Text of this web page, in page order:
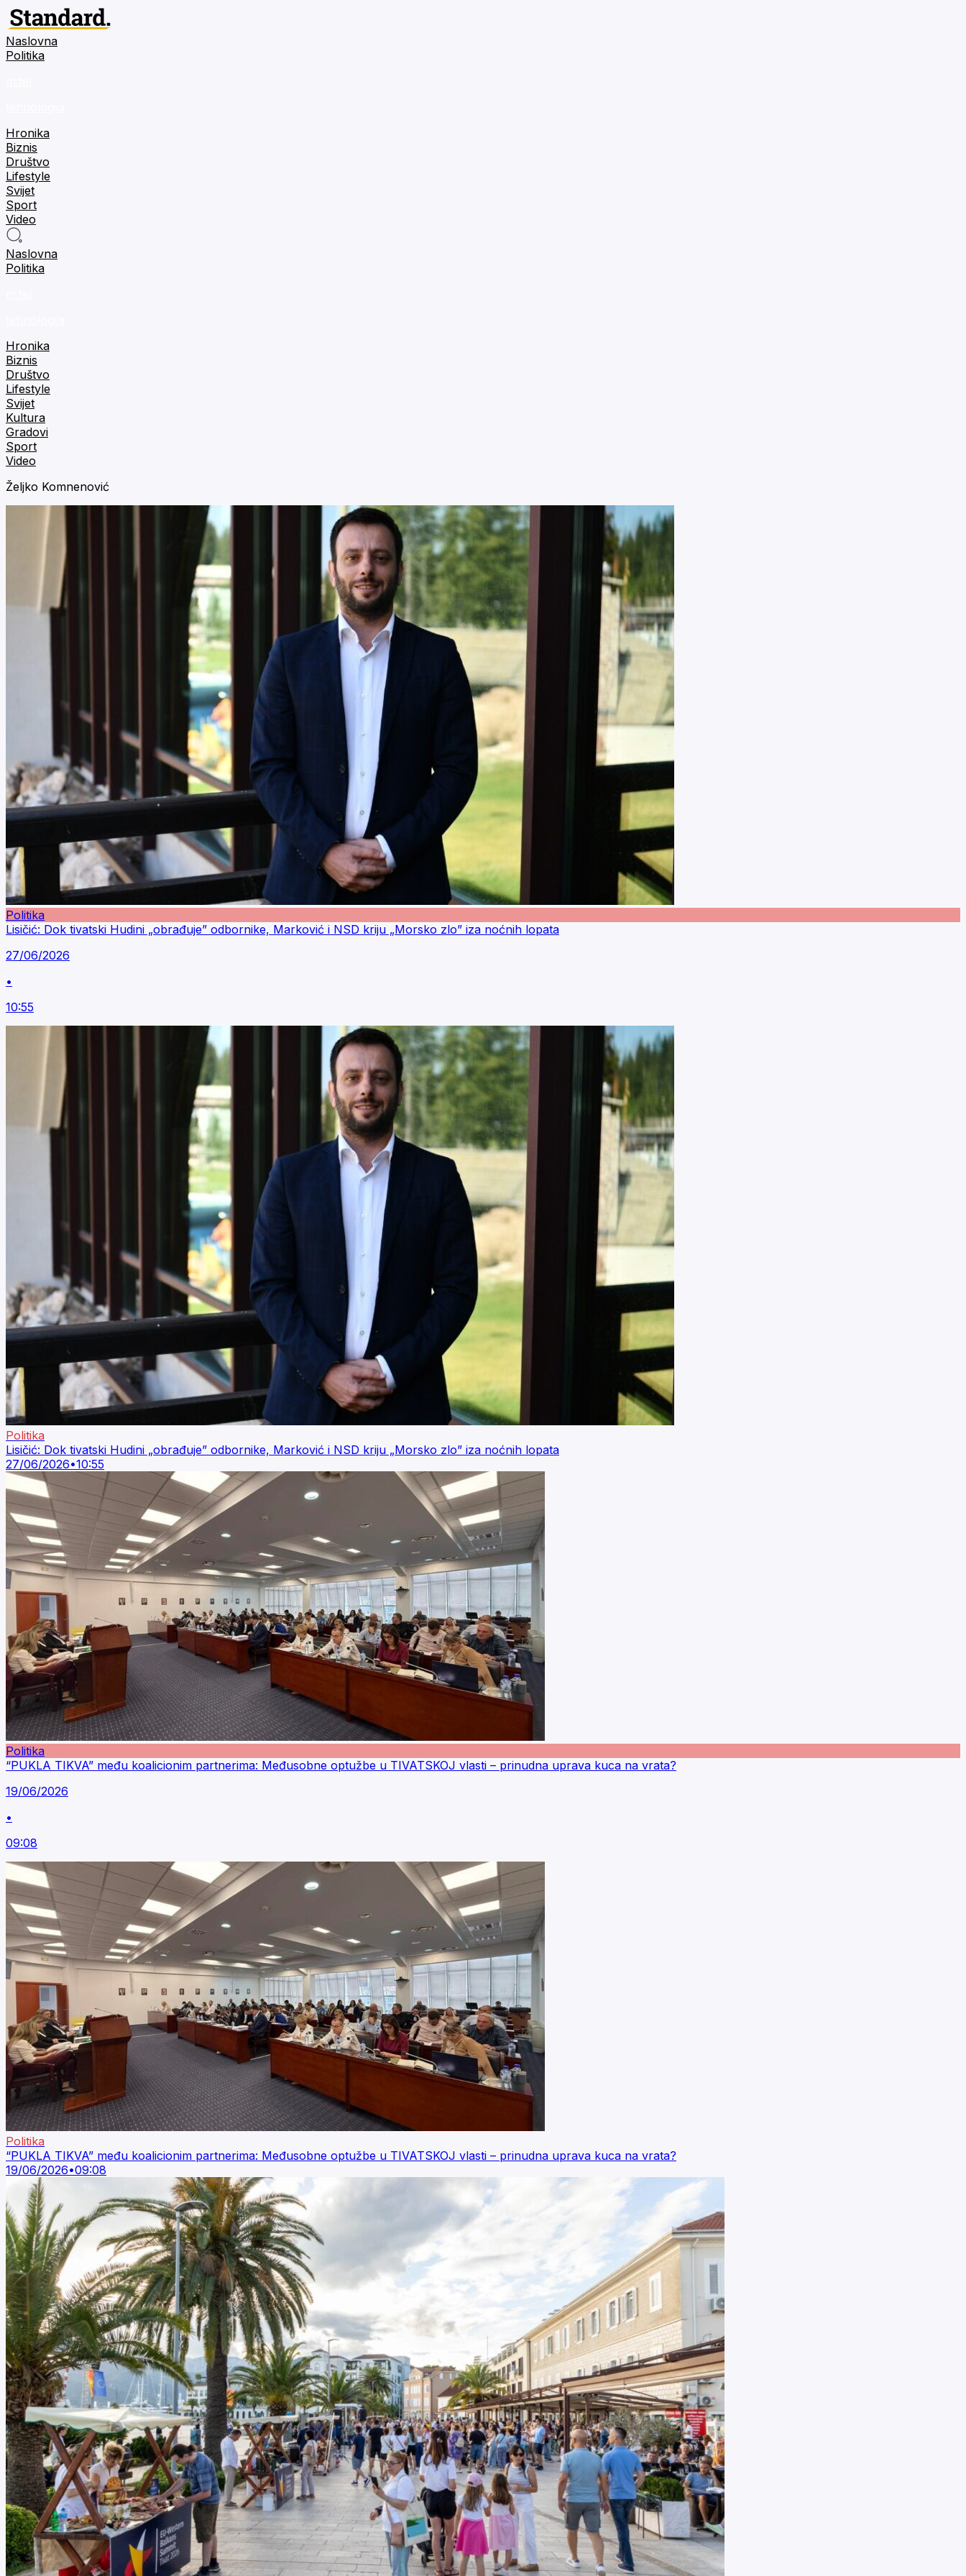
Naslovna
Politika
Hronika
Biznis
Društvo
Lifestyle
Svijet
Sport
Video
Naslovna
Politika
Hronika
Biznis
Društvo
Lifestyle
Svijet
Kultura
Gradovi
Sport
Video
Željko Komnenović
Politika
Lisičić: Dok tivatski Hudini „obrađuje” odbornike, Marković i NSD kriju „Morsko zlo” iza noćnih lopata
27/06/2026
•
10:55
Politika
Lisičić: Dok tivatski Hudini „obrađuje” odbornike, Marković i NSD kriju „Morsko zlo” iza noćnih lopata
27/06/2026•10:55
Politika
“PUKLA TIKVA” među koalicionim partnerima: Međusobne optužbe u TIVATSKOJ vlasti – prinudna uprava kuca na vrata?
19/06/2026
•
09:08
Politika
“PUKLA TIKVA” među koalicionim partnerima: Međusobne optužbe u TIVATSKOJ vlasti – prinudna uprava kuca na vrata?
19/06/2026•09:08